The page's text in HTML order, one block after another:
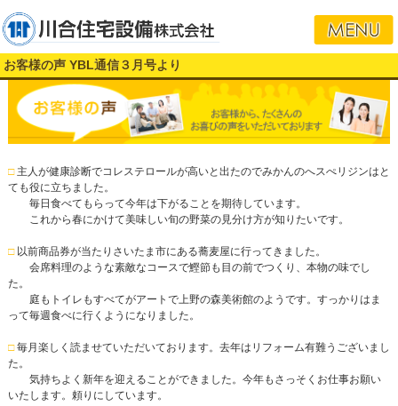
お客様の声 YBL通信３月号より
□主人が健康診断でコレステロールが高いと出たのでみかんのへスぺリジンはと
ても役に立ちました。
毎日食べてもらって今年は下がることを期待しています。
これから春にかけて美味しい旬の野菜の見分け方が知りたいです。
□以前商品券が当たりさいたま市にある蕎麦屋に行ってきました。
会席料理のような素敵なコースで鰹節も目の前でつくり、本物の味でし
た。
庭もトイレもすべてがアートで上野の森美術館のようです。すっかりはま
って毎週食べに行くようになりました。
□毎月楽しく読ませていただいております。去年はリフォーム有難うございまし
た。
気持ちよく新年を迎えることができました。今年もさっそくお仕事お願い
いたします。頼りにしています。